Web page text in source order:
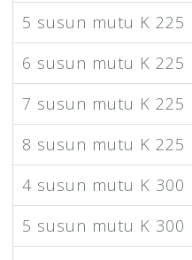
5 susun mutu K 225
6 susun mutu K 225
7 susun mutu K 225
8 susun mutu K 225
4 susun mutu K 300
5 susun mutu K 300